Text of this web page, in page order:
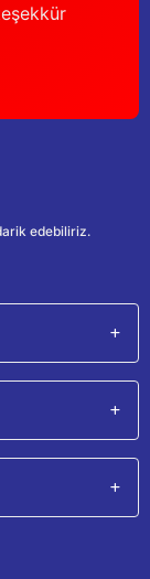
edebiliriz.